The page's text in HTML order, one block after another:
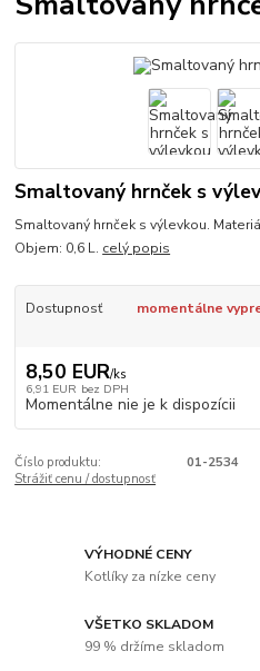
Smaltovaný hrnček s
Smaltovaný hrnček s výlevkou.
Objem: 0,6 L. celý popis
Dostupnosť momentálne
8,50 EUR/ks
6,91 EUR bez DPH
Momentálne nie je k dispozícii
Číslo produktu:
01-2534
Strážiť cenu / dostupnosť
VÝHODNÉ CENY
Kotlíky za nízke ceny
VŠETKO SKLADOM
99 % držíme skladom